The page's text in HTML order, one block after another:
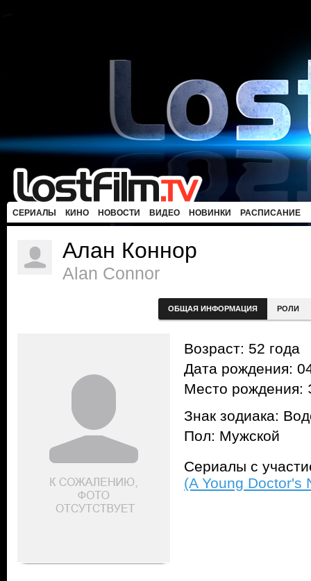
СЕРИАЛЫ КИНО НОВОСТИ ВИДЕО НОВИНКИ РАСПИСАНИЕ
Алан Коннор
Alan Connor
ОБЩАЯ ИНФОРМАЦИЯ РОЛИ
Возраст: 52 года
Дата рождения:
Место рождения:
Знак зодиака:
Пол: Мужской
Сериалы с
(A Young Doctor's